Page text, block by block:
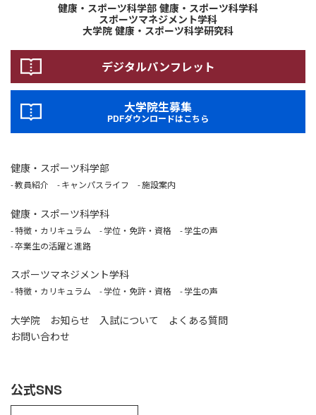
健康・スポーツ科学部 健康・スポーツ科学科
スポーツマネジメント学科
大学院 健康・スポーツ科学研究科
デジタルパンフレット
大学院生募集
PDFダウンロードはこちら
健康・スポーツ科学部
教員紹介 キャンパスライフ 施設案内
健康・スポーツ科学科
特徴・カリキュラム 学位・免許・資格
学生の声
卒業生の活躍と進路
スポーツマネジメント学科
特徴・カリキュラム 学位・免許・資格 学生の声
大学院 お知らせ 入試について
よくある質問
お問い合わせ
公式SNS